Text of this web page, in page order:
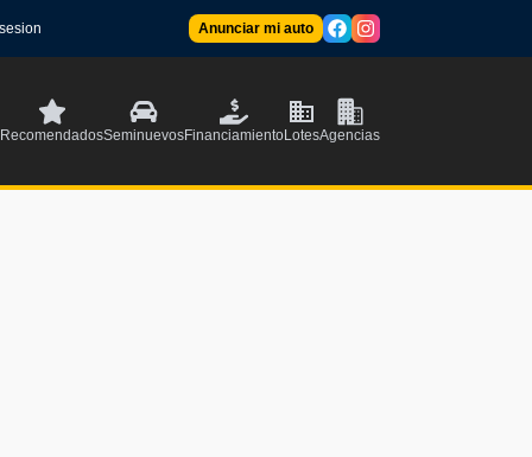
Anunciar mi auto
RecomendadosSeminuevosFinanciamientoLotesAgencias